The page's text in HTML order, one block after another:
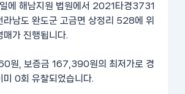
에 해남지원 법원에서 2021타경3731
라남도 완도군 고금면 상정리 528에 위
매가 진행됩니다.
원, 보증금 167,390원의 최저가로 경
미 0회 유찰되었습니다.